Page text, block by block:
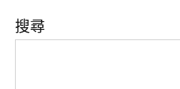
搜尋